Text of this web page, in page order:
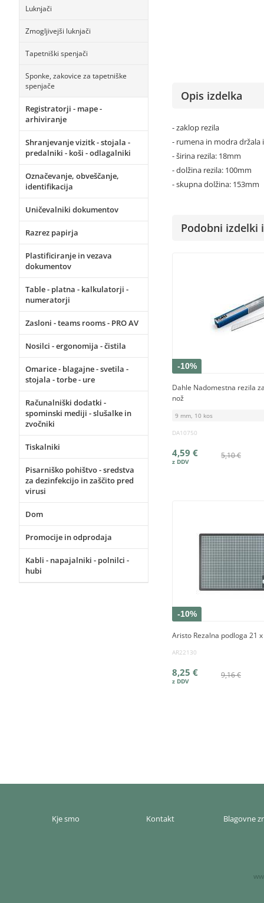
Luknjači
Zmogljivejši luknjači
Tapetniški spenjači
Sponke, zakovice za tapetniške
spenjače
Registratorji - mape -
arhiviranje
Shranjevanje vizitk - stojala -
predalniki - koši - odlagalniki
Označevanje, obveščanje,
identifikacija
Uničevalniki dokumentov
Razrez papirja
Plastificiranje in vezava
dokumentov
Table - platna - kalkulatorji -
numeratorji
Zasloni - teams rooms - PRO AV
Nosilci - ergonomija - čistila
Omarice - blagajne - svetila -
stojala - torbe - ure
Računalniški dodatki -
spominski mediji - slušalke in
zvočniki
Tiskalniki
Pisarniško pohištvo - sredstva
za dezinfekcijo in zaščito pred
virusi
Dom
Promocije in odprodaja
Kabli - napajalniki - polnilci -
hubi
Opis izdelka
- zaklop rezila
- rumena in modra držala
- širina rezila: 18mm
- dolžina rezila: 100mm
- skupna dolžina: 153mm
Podobni izdelki
-10%
Dahle Nadomestna rezila
nož
9 mm, 10 kos
DA10750
5,10 €
4,59 €
-10%
Aristo Rezalna podloga 21
AR22130
9,16 €
8,25 €
Kje smo Kontakt Blagovne